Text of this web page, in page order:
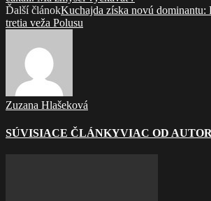
Ďalší článokKuchajda získa novú dominantu:
tretia veža Polusu
Zuzana Hlašeková
SÚVISIACE ČLÁNKYVIAC OD